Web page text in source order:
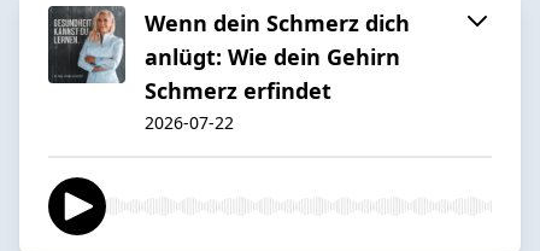
Wenn dein Schmerz dich
anlügt: Wie dein Gehirn
Schmerz erfindet
2026-07-22